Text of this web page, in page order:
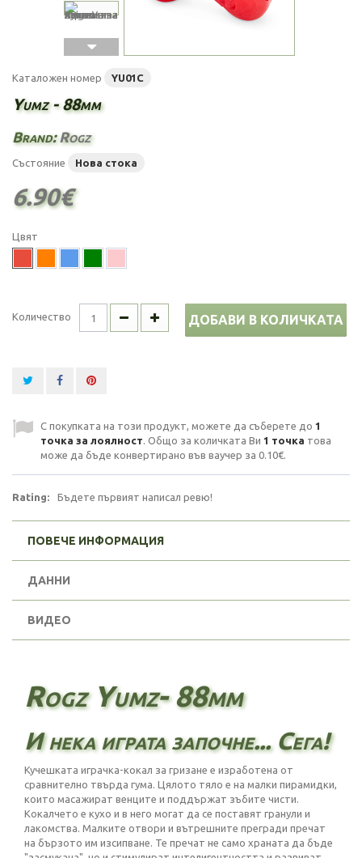
Каталожен номер YU01C
Yumz - 88mm
Brand:Rogz
Състояние Нова стока
6.90€
Цвят
Количество ДОБАВИ В КОЛИЧКАТА
С покупката на този продукт, можете да съберете до 1
точка за лоялност. Общо за количката Ви 1 точка това
може да бъде конвертирано във ваучер за 0.10€.
Rating: Бъдете първият написал ревю!
ПОВЕЧЕ ИНФОРМАЦИЯ
ДАННИ
ВИДЕО
Rogz Yumz- 88mm
И нека играта започне... Сега!
Кучешката играчка-кокал за гризане е изработена от
сравнително твърда гума. Цялото тяло е на малки пирамидки,
които масажират венците и поддържат зъбите чисти.
Кокалчето е кухо и в него могат да се поставят гранули и
лакомства. Малките отвори и вътрешните прегради пречат
на бързото им изсипване. Те пречат не само храната да бъде